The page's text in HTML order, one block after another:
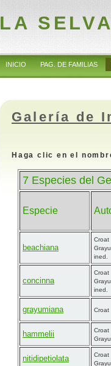
LA SELVA
INICIO PAG. DE FAMILIAS
Galería de
Haga clic en el
7 Especies del
Especie
beachiana
ined.
concinna
ined.
grayumiana Croat
hammelii
nitidipetiolata